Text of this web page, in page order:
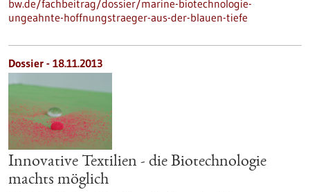
bw.de/fachbeitrag/dossier/marine-biotechnologie-
ungeahnte-hoffnungstraeger-aus-der-blauen-tiefe
Dossier - 18.11.2013
Innovative Textilien - die Biotechnologie
machts möglich